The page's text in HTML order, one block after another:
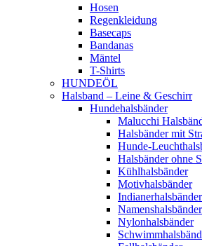
Hosen
Regenkleidung
Basecaps
Bandanas
Mäntel
T-Shirts
HUNDEÖL
Halsband – Leine & Geschirr
Hundehalsbänder
Malucchi
Halsbänder mit
Hunde-
Halsbänder ohne
Kühlhalsbänder
Motivhalsbänder
Indianerhalsbänder
Namenshalsbänder
Nylonhalsbänder